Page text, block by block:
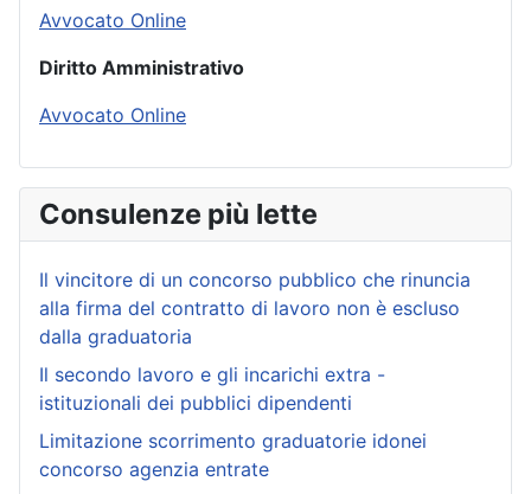
Avvocato Online
Diritto Amministrativo
Avvocato Online
Consulenze più lette
Il vincitore di un concorso pubblico che rinuncia
alla firma del contratto di lavoro non è escluso
dalla graduatoria
Il secondo lavoro e gli incarichi extra -
istituzionali dei pubblici dipendenti
Limitazione scorrimento graduatorie idonei
concorso agenzia entrate